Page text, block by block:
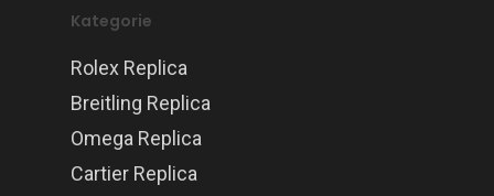
Kategorie
Rolex Replica
Breitling Replica
Omega Replica
Cartier Replica